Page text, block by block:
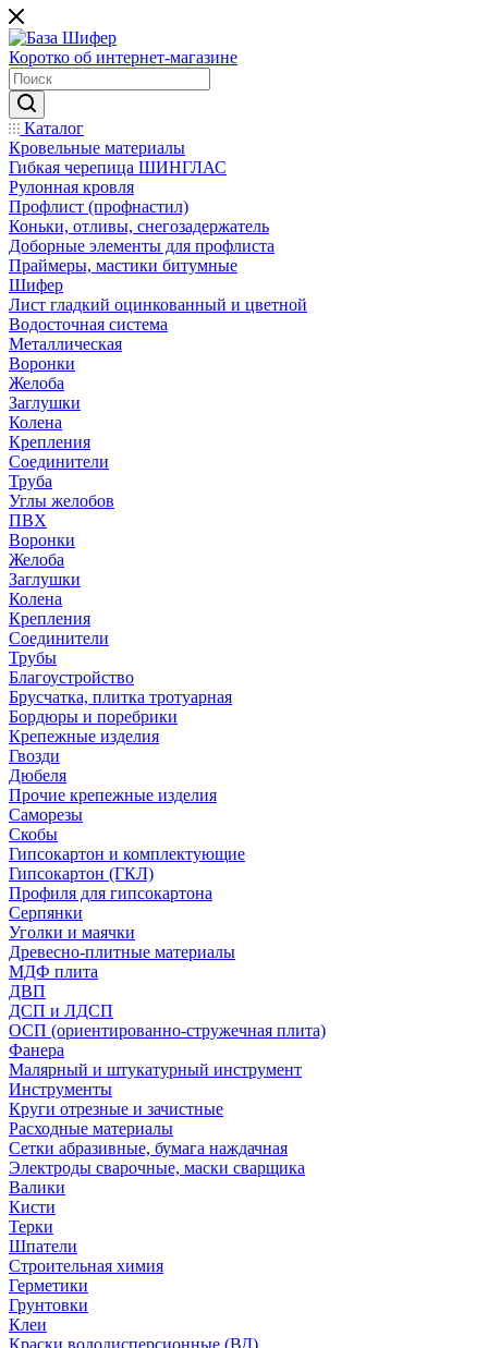
Коротко об интернет-магазине
Каталог
Кровельные материалы
Гибкая черепица ШИНГЛАС
Рулонная кровля
Профлист (профнастил)
Коньки, отливы, снегозадержатель
Доборные элементы для профлиста
Праймеры, мастики битумные
Шифер
Лист гладкий оцинкованный и цветной
Водосточная система
Металлическая
Воронки
Желоба
Заглушки
Колена
Крепления
Соединители
Труба
Углы желобов
ПВХ
Воронки
Желоба
Заглушки
Колена
Крепления
Соединители
Трубы
Благоустройство
Брусчатка, плитка тротуарная
Бордюры и поребрики
Крепежные изделия
Гвозди
Дюбеля
Прочие крепежные изделия
Саморезы
Скобы
Гипсокартон и комплектующие
Гипсокартон (ГКЛ)
Профиля для гипсокартона
Серпянки
Уголки и маячки
Древесно-плитные материалы
МДФ плита
ДВП
ДСП и ЛДСП
ОСП (ориентированно-стружечная плита)
Фанера
Малярный и штукатурный инструмент
Инструменты
Круги отрезные и зачистные
Расходные материалы
Сетки абразивные, бумага наждачная
Электроды сварочные, маски сварщика
Валики
Кисти
Терки
Шпатели
Строительная химия
Герметики
Грунтовки
Клеи
Краски вододисперсионные (ВД)